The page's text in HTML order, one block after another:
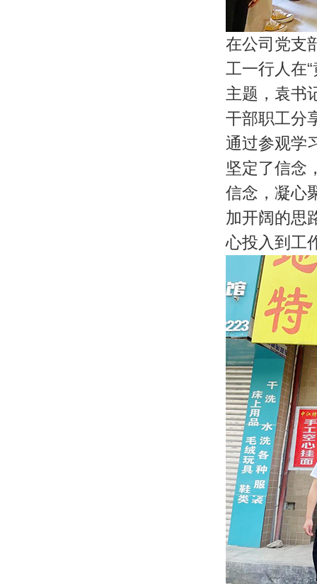
在公司党支
工一行人在
主题，袁书
干部职工分
通过参观学
坚定了信念
信念，凝心
加开阔的思
心投入到工